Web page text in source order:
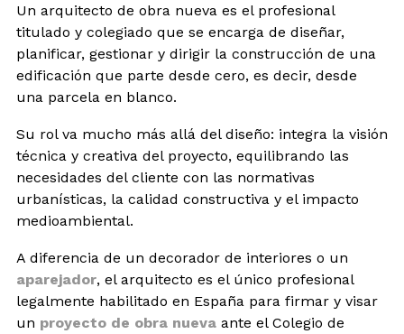
Un arquitecto de obra nueva es el profesional
titulado y colegiado que se encarga de diseñar,
planificar, gestionar y dirigir la construcción de una
edificación que parte desde cero, es decir, desde
una parcela en blanco.
Su rol va mucho más allá del diseño: integra la visión
técnica y creativa del proyecto, equilibrando las
necesidades del cliente con las normativas
urbanísticas, la calidad constructiva y el impacto
medioambiental.
A diferencia de un decorador de interiores o un
aparejador, el arquitecto es el único profesional
legalmente habilitado en España para firmar y visar
un proyecto de obra nueva ante el Colegio de